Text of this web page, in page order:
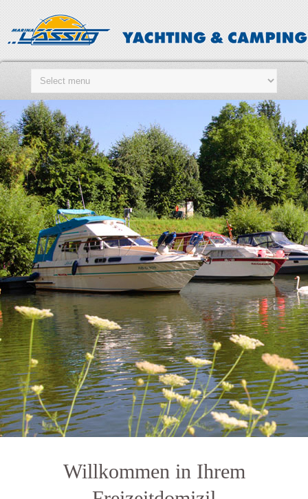
Willkommen in Ihrem